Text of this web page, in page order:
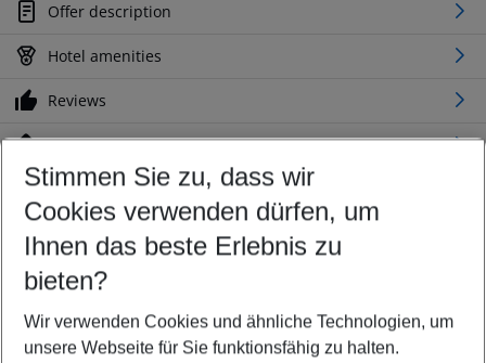
Offer description
Hotel amenities
Reviews
Location
Customize your offer
Find the perfect deal which suits your best
Your departure airport
Any airport
Select your date range
11/08/26–09/08/27 5-8 nights
Stimmen Sie zu, dass wir
Cookies verwenden dürfen, um
Ihnen das beste Erlebnis zu
bieten?
Wir verwenden Cookies und ähnliche Technologien, um
unsere Webseite für Sie funktionsfähig zu halten.